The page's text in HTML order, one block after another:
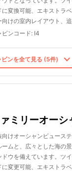
に変換可能、エキストラ
向けの室内レイアウト、
ビンコード: I4
ビンを全て見る (5件)
ミリーオーシ
向けオーシャンビュース
ームと、広々とした海の
ドウを備えています。ツ
に変更可能、エキストラ